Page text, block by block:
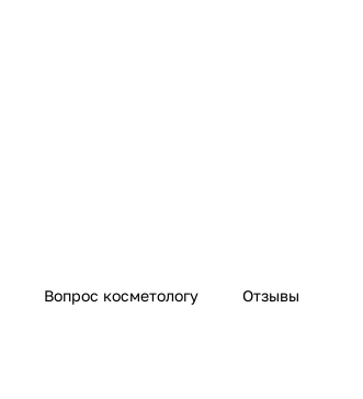
Вопрос косметологу Отзывы